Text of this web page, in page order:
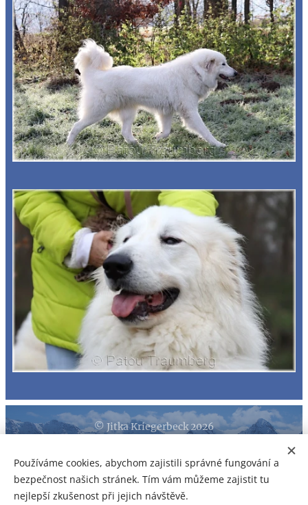
© Jitka Kriegerbeck 2026
Kopírování a šíření obsahu je zakázáno. Na veškerá fota se
vztahují autorská práva!
Vytvořeno službouWebnode Cookies
Používáme cookies, abychom zajistili správné fungování a
bezpečnost našich stránek. Tím vám můžeme zajistit tu
nejlepší zkušenost při jejich návštěvě.